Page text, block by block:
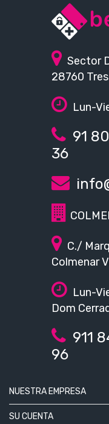
Sector
28760
Lun-
91
36
C./
Colmenar
Lun-
Dom
911
96
NUESTRA EMPRESA
SU CUENTA